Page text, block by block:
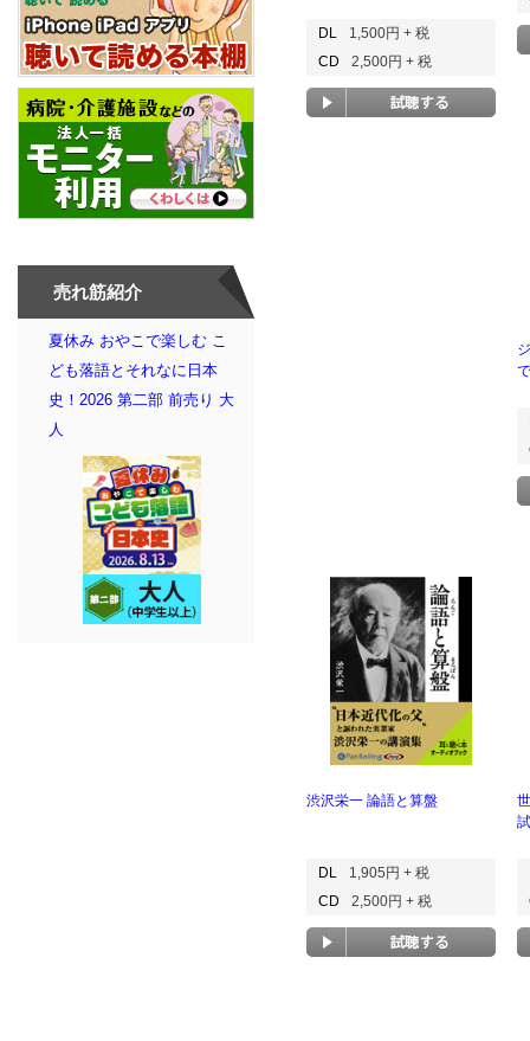
売れ筋紹介
夏休み おやこで楽しむ こ
ども落語とそれなに日本
史！2026 第二部 前売り 大
人
DL
1,500円 + 税
CD
2,500円 + 税
渋沢栄一 論語と算盤
DL
1,905円 + 税
CD
2,500円 + 税